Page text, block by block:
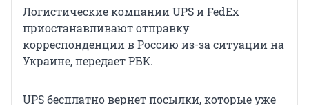
Логистические компании UPS и FedEx
приостанавливают отправку
корреспонденции в Россию из-за ситуации на
Украине, передает РБК.
UPS бесплатно вернет посылки, которые уже